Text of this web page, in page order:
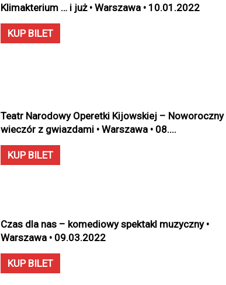
Klimakterium … i już • Warszawa • 10.01.2022
KUP BILET
Teatr Narodowy Operetki Kijowskiej – Noworoczny
wieczór z gwiazdami • Warszawa • 08....
KUP BILET
Czas dla nas – komediowy spektakl muzyczny •
Warszawa • 09.03.2022
KUP BILET